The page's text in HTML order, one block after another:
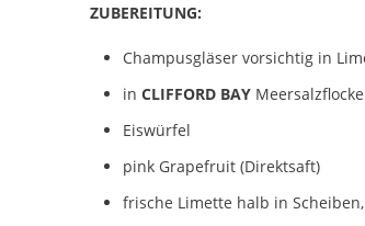
ZUBEREITUNG:
Champusgläser vorsichtig in
in CLIFFORD BAY
Eiswürfel
pink Grapefruit (Direktsaft)
frische Limette halb in